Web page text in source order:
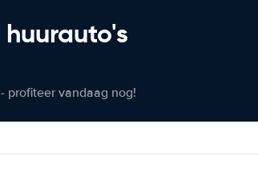
profiteer vandaag nog!